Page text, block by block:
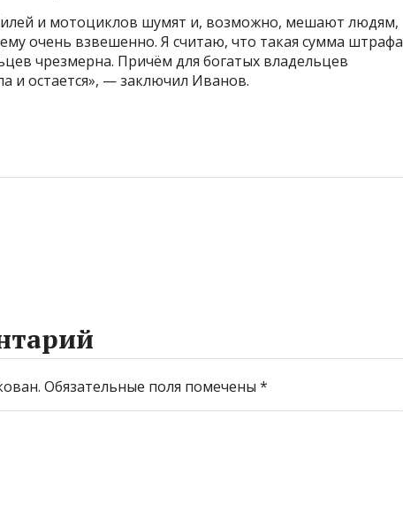
и мотоциклов шумят и, возможно, мешают людям,
очень взвешенно. Я считаю, что такая сумма штрафа
чрезмерна. Причём для богатых владельцев
и остается», — заключил Иванов.
Обязательные поля помечены *